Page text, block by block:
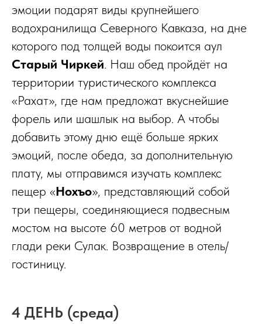
эмоции подарят виды крупнейшего
водохранилища Северного Кавказа, на дне
которого под толщей воды покоится аул
Старый Чиркей. Наш обед пройдёт на
территории туристического комплекса
«Рахат», где нам предложат вкуснейшие
форель или шашлык на выбор. А чтобы
добавить этому дню ещё больше ярких
эмоций, после обеда, за дополнительную
плату, мы отправимся изучать комплекс
пещер «Нохъо», представляющий собой
три пещеры, соединяющиеся подвесным
мостом на высоте 60 метров от водной
глади реки Сулак. Возвращение в отель/
гостиницу.
4 ДЕНЬ (среда)